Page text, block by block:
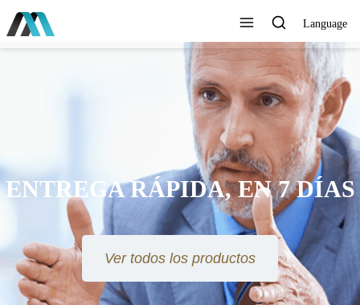
Language
ENTREGA RÁPIDA, EN 7 DÍAS
Ver todos los productos